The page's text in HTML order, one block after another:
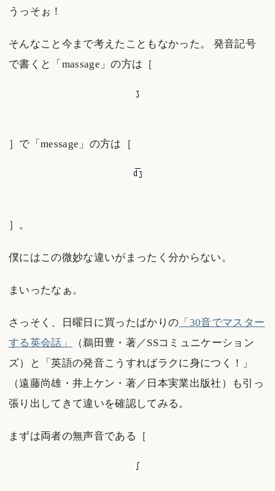
うっそぉ！
そんなこと今まで考えたこともなかった。 発音記号
で書くと「massage」の方は［
］で「message」の方は［
］。
僕にはこの微妙な違いがまったく分からない。
まいったなぁ。
さっそく、日曜日に買ったばかりの 「30音でマスター
する英会話」
（鵜田豊・著／SSコミュニケーション
ズ）と「英語の発音こうすればラクに身につく！」
（遠藤尚雄・井上ケン・著／日本実業出版社）も引っ
張り出してきて違いを確認してみる。
まずは両者の無声音である［